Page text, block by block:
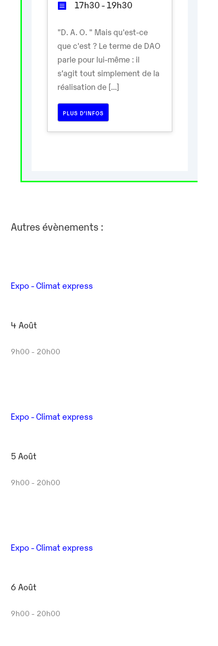
17h30 - 19h30
"D. A. O. " Mais qu'est-ce
que c'est ? Le terme de DAO
parle pour lui-même : il
s’agit tout simplement de la
réalisation de [...]
PLUS D’INFOS
Autres évènements :
Expo - Climat express
4 Août
9h00 - 20h00
Expo - Climat express
5 Août
9h00 - 20h00
Expo - Climat express
6 Août
9h00 - 20h00